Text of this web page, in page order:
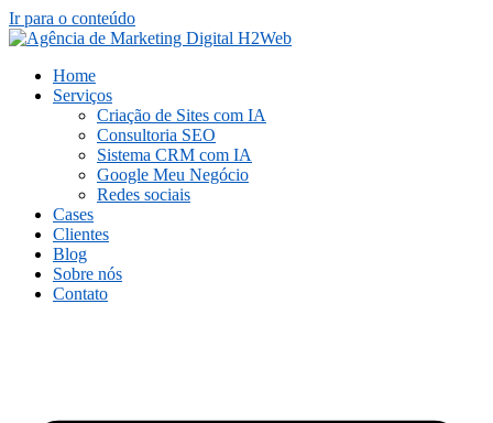
Ir para o conteúdo
Home
Serviços
Criação de Sites com IA
Consultoria SEO
Sistema CRM com IA
Google Meu Negócio
Redes sociais
Cases
Clientes
Blog
Sobre nós
Contato